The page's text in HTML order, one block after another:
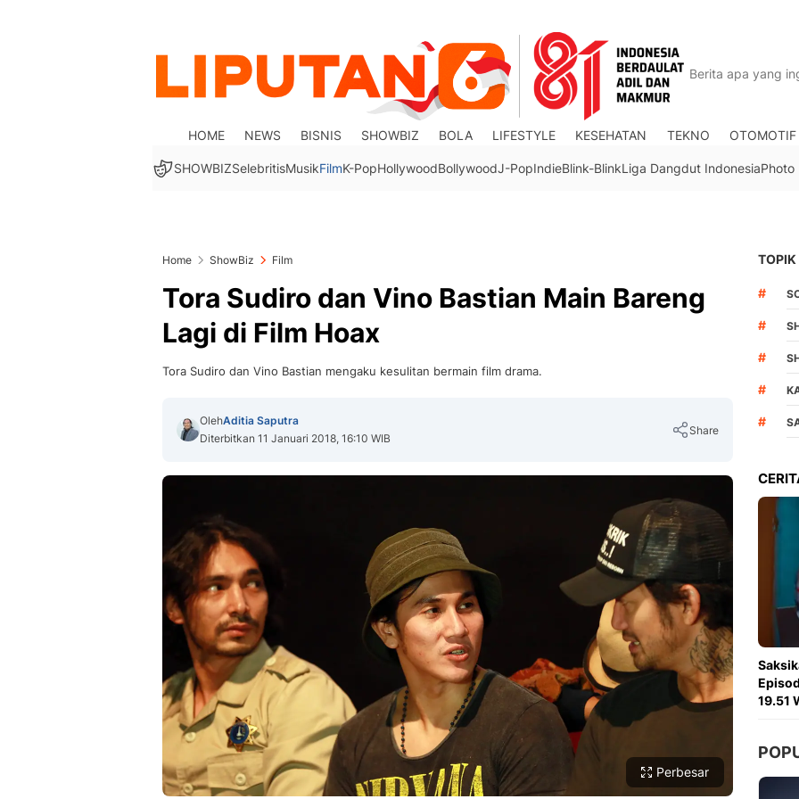
HOME NEWS BISNIS SHOWBIZ BOLA LIFESTYLE KESEHATAN TEKNO OTOMOTIF
SHOWBIZSelebritisMusikFilmK-PopHollywoodBollywoodJ-PopIndieBlink-BlinkLiga Dangdut IndonesiaPhoto
Home ShowBiz Film
Tora Sudiro dan Vino Bastian Main Bareng
Lagi di Film Hoax
Tora Sudiro dan Vino Bastian mengaku kesulitan bermain film drama.
OlehAditia Saputra
Diterbitkan 11 Januari 2018, 16:10 WIB
Share
Copy Link
Perbesar
TOPIK
#
#
#
#
#
19.51